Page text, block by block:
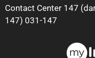
Contact Center 147
147) 031-147